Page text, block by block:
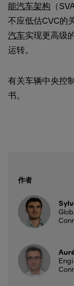
能汽车架构 （
不应低估CVC的
汽车实现更高级
运转。
有关车辆中央控
书。
作者